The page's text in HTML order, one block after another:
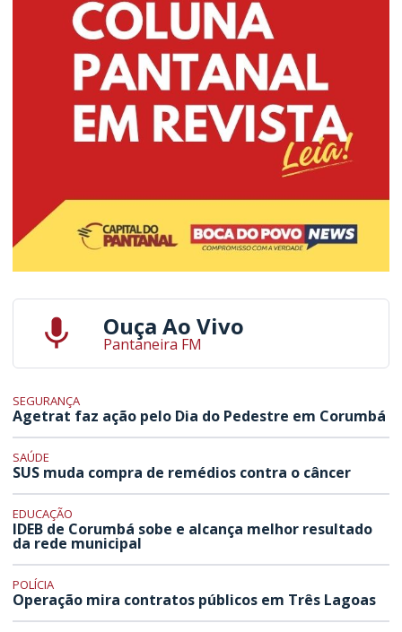
Ouça Ao Vivo
Pantaneira FM
SEGURANÇA
Agetrat faz ação pelo Dia do Pedestre em Corumbá
SAÚDE
SUS muda compra de remédios contra o câncer
EDUCAÇÃO
IDEB de Corumbá sobe e alcança melhor resultado
da rede municipal
POLÍCIA
Operação mira contratos públicos em Três Lagoas